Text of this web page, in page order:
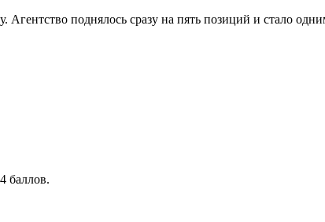
Агентство поднялось сразу на пять позиций и стало
баллов.